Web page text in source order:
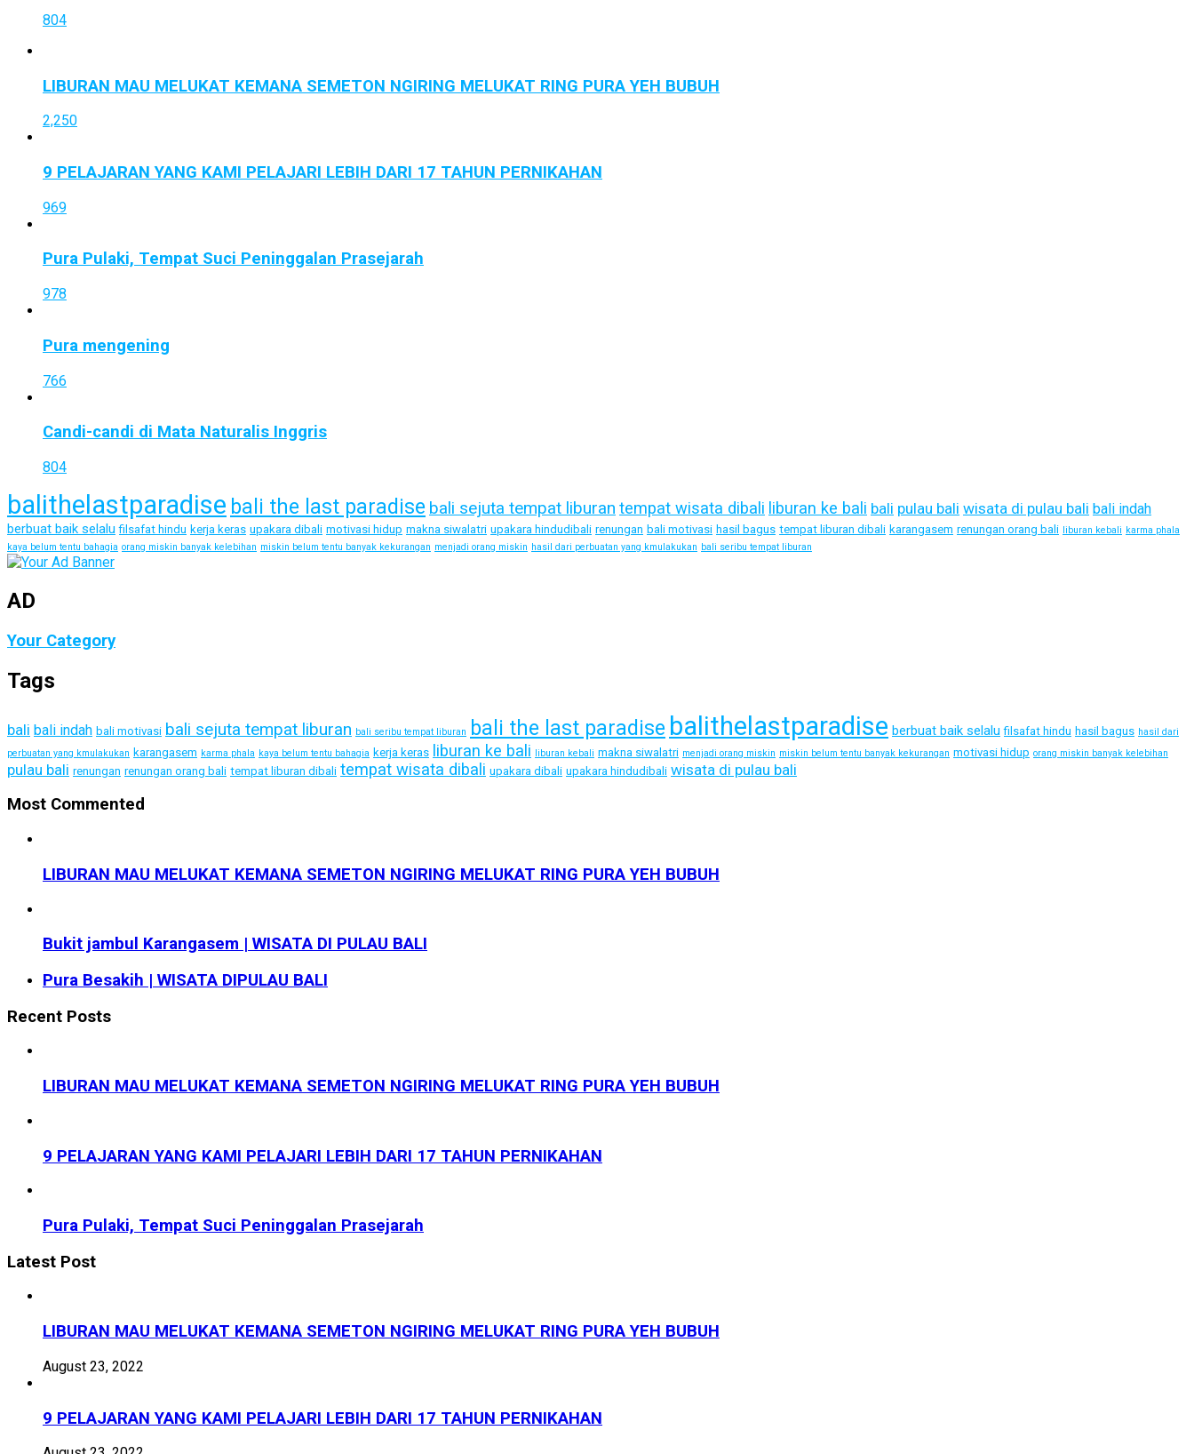
804
LIBURAN MAU MELUKAT KEMANA SEMETON NGIRING MELUKAT RING PURA YEH BUBUH
2,250
9 PELAJARAN YANG KAMI PELAJARI LEBIH DARI 17 TAHUN PERNIKAHAN
969
Pura Pulaki, Tempat Suci Peninggalan Prasejarah
978
Pura mengening
766
Candi-candi di Mata Naturalis Inggris
804
balithelastparadise bali the last paradise bali sejuta tempat liburan tempat wisata dibali liburan ke bali bali pulau bali wisata di pulau bali bali indah
berbuat baik selalu filsafat hindu kerja keras upakara dibali motivasi hidup makna siwalatri upakara hindudibali renungan bali motivasi hasil bagus tempat liburan dibali karangasem renungan orang bali liburan kebali karma phala
kaya belum tentu bahagia orang miskin banyak kelebihan miskin belum tentu banyak kekurangan menjadi orang miskin hasil dari perbuatan yang kmulakukan bali seribu tempat liburan
AD
Your Category
Tags
bali bali indah bali motivasi bali sejuta tempat liburan bali seribu tempat liburan bali the last paradise balithelastparadise berbuat baik selalu filsafat hindu hasil bagus hasil dari
perbuatan yang kmulakukan karangasem karma phala kaya belum tentu bahagia kerja keras liburan ke bali liburan kebali makna siwalatri menjadi orang miskin miskin belum tentu banyak kekurangan motivasi hidup orang miskin banyak kelebihan
pulau bali renungan renungan orang bali tempat liburan dibali tempat wisata dibali upakara dibali upakara hindudibali wisata di pulau bali
Most Commented
LIBURAN MAU MELUKAT KEMANA SEMETON NGIRING MELUKAT RING PURA YEH BUBUH
Bukit jambul Karangasem | WISATA DI PULAU BALI
Pura Besakih | WISATA DIPULAU BALI
Recent Posts
LIBURAN MAU MELUKAT KEMANA SEMETON NGIRING MELUKAT RING PURA YEH BUBUH
9 PELAJARAN YANG KAMI PELAJARI LEBIH DARI 17 TAHUN PERNIKAHAN
Pura Pulaki, Tempat Suci Peninggalan Prasejarah
Latest Post
LIBURAN MAU MELUKAT KEMANA SEMETON NGIRING MELUKAT RING PURA YEH BUBUH
August 23, 2022
9 PELAJARAN YANG KAMI PELAJARI LEBIH DARI 17 TAHUN PERNIKAHAN